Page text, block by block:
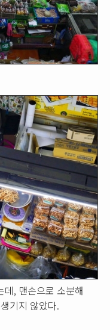
, 맨손으로 소분해
기지 않았다.